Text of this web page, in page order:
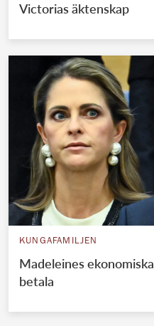
Victorias äktenskap
KUNGAFAMILJEN
Madeleines
betala